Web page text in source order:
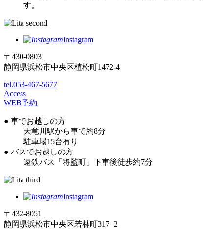
す。
Instagram
〒430-0803
静岡県浜松市中央区植松町1472-4
tel.053-467-5677
Access
WEB予約
● 車でお越しの方
天竜川駅から車で約8分
駐車場15台有り
● バスでお越しの方
遠鉄バス「将監町」下車後徒歩約7分
Instagram
〒432-8051
静岡県浜松市中央区若林町317−2